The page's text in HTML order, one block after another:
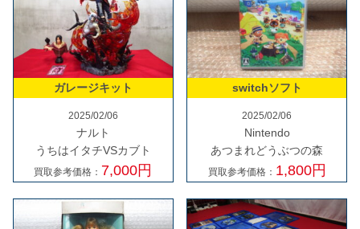
ガレージキット
2025/02/06
ナルト
うちはイタチVSカブト
買取参考価格： 7,000円
switchソフト
2025/02/06
Nintendo
あつまれどうぶつの森
買取参考価格： 1,800円